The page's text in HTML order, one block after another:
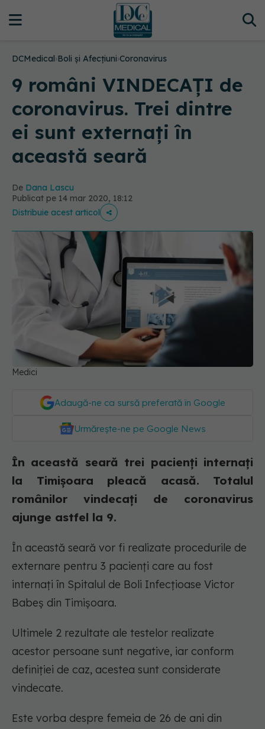
DCMedical›Boli și Afecțiuni›Coronavirus
9 români VINDECAȚI de
coronavirus. Trei dintre
ei sunt externați în
această seară
De Dana Lascu
Publicat pe 14 mar 2020, 18:12
Distribuie acest articol
Medici
Adaugă-ne ca sursă preferată în Google
Urmărește-ne pe Google News
În această seară trei pacienți internați
la Timișoara pleacă acasă. Totalul
românilor vindecați de coronavirus
ajunge astfel la 9.
În această seară vor fi realizate procedurile de
externare pentru 3 pacienți care au fost
internați în Spitalul de Boli Infecțioase Victor
Babeș din Timișoara.
Ultimele 2 rezultate ale testelor realizate
acestor persoane sunt negative, iar conform
definiției de caz, acestea sunt considerate
vindecate.
Este vorba despre femeia de 26 de ani din